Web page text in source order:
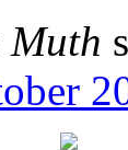
Muth